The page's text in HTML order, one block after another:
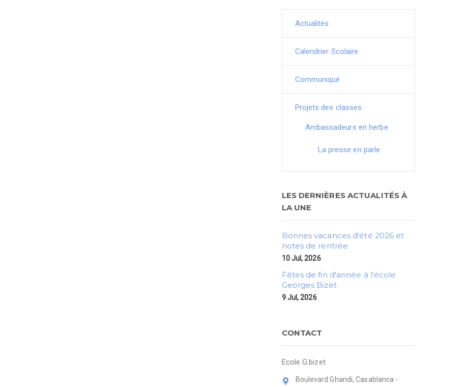
Actualités
Calendrier Scolaire
Communiqué
Projets des classes
Ambassadeurs en herbe
La presse en parle
LES DERNIÈRES ACTUALITÉS À
LA UNE
Bonnes vacances d'été 2026 et
notes de rentrée
10 Jul, 2026
Fêtes de fin d'année à l'école
Georges Bizet
9 Jul, 2026
CONTACT
Ecole G.bizet
Boulevard Ghandi, Casablanca -